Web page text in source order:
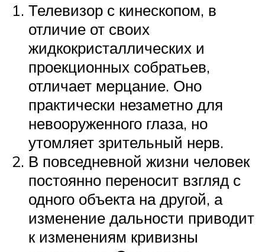
Телевизор с кинескопом, в
отличие от своих
жидкокристаллических и
проекционных собратьев,
отличает мерцание. Оно
практически незаметно для
невооруженного глаза, но
утомляет зрительный нерв.
В повседневной жизни человек
постоянно переносит взгляд с
одного объекта на другой, а
изменение дальности приводит
к изменениям кривизны